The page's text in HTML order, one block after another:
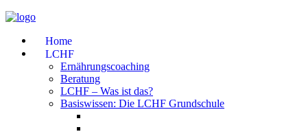
Home
LCHF
Ernährungscoaching
Beratung
LCHF – Was ist das?
Basiswissen: Die LCHF Grundschule